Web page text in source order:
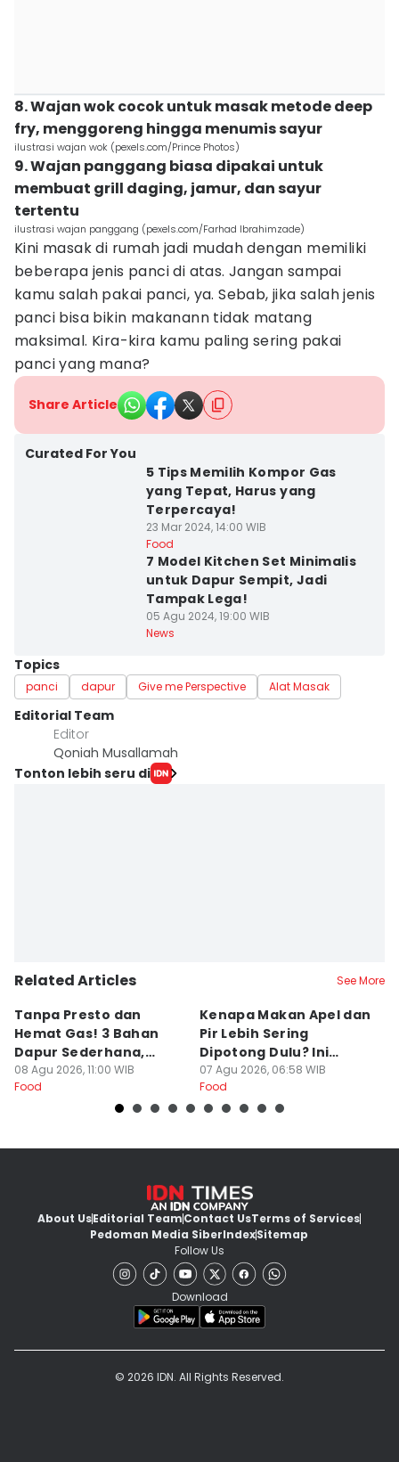
8. Wajan wok cocok untuk masak metode deep
fry, menggoreng hingga menumis sayur
ilustrasi wajan wok (pexels.com/Prince Photos)
9. Wajan panggang biasa dipakai untuk
membuat grill daging, jamur, dan sayur
tertentu
ilustrasi wajan panggang (pexels.com/Farhad Ibrahimzade)
Kini masak di rumah jadi mudah dengan memiliki
beberapa jenis panci di atas. Jangan sampai
kamu salah pakai panci, ya. Sebab, jika salah jenis
panci bisa bikin makanann tidak matang
maksimal. Kira-kira kamu paling sering pakai
panci yang mana?
Share Article
Curated For You
5 Tips Memilih Kompor Gas
yang Tepat, Harus yang
Terpercaya!
23 Mar 2024, 14:00 WIB
Food
7 Model Kitchen Set Minimalis
untuk Dapur Sempit, Jadi
Tampak Lega!
05 Agu 2024, 19:00 WIB
News
Topics
panci dapur Give me Perspective Alat Masak
Editorial Team
Editor
Qoniah Musallamah
Tonton lebih seru di
Related Articles See More
Tanpa Presto dan
Hemat Gas! 3 Bahan
Dapur Sederhana,
Daging Sapi Empuk
Dalam 15 Menit
08 Agu 2026, 11:00 WIB
Food
Kenapa Makan Apel dan
Pir Lebih Sering
Dipotong Dulu? Ini
Alasannya
07 Agu 2026, 06:58 WIB
Food
About UsEditorial TeamContact UsTerms of Services
Pedoman Media SiberIndexSitemap
Follow Us
Download
© 2026 IDN. All Rights Reserved.